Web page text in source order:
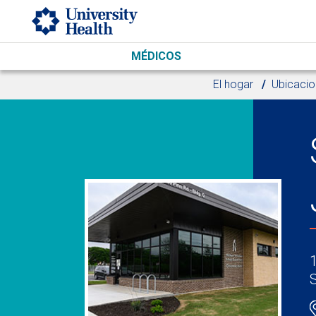
Skip to main content
MÉDICOS
El hogar